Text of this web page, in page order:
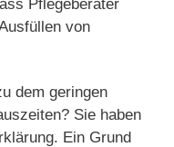
Pflegeberater
von
dem geringen
Sie haben
Ein Grund